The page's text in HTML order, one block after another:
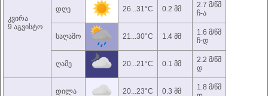
კვირა
9 აგვისტო
დღე 26...31°C 0.2 მმ
2.7 მ/წმ
ჩ-ა
საღამო 21...30°C 1.4 მმ
1.6 მ/წმ
ჩ-დ
ღამე 20...21°C 0.1 მმ
2.2 მ/წმ
დ
დილა 20...23°C 0.3 მმ
1.8 მ/წმ